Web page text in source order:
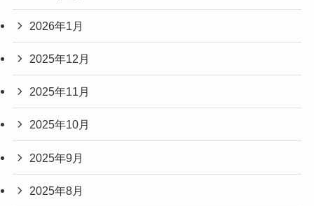
2026年1月
2025年12月
2025年11月
2025年10月
2025年9月
2025年8月